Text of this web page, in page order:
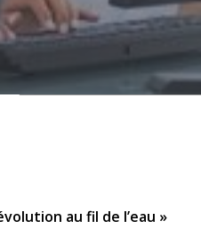
au fil de l’eau »